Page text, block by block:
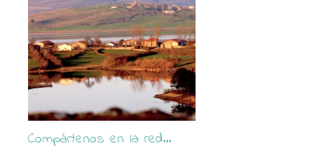
Compártenos en la red...